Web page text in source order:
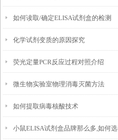
如何读取/确定ELISA试剂盒的检测
限？
化学试剂变质的原因探究
荧光定量PCR反应过程对照介绍
微生物实验室物理消毒灭菌方法
如何提取病毒核酸技术
小鼠ELISA试剂盒品牌那么多,如何选